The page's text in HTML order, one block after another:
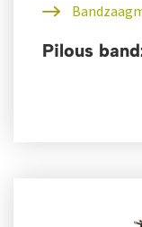
Pilous